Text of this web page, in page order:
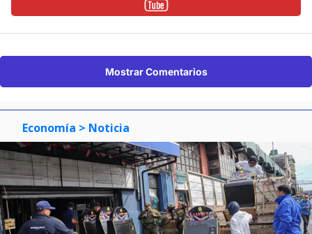
Mostrar Comentarios
Economía > Noticia